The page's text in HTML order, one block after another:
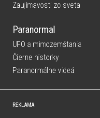
Zaujímavosti zo sveta
Paranormal
UFO a mimozemštania
Čierne historky
Paranormálne videá
REKLAMA